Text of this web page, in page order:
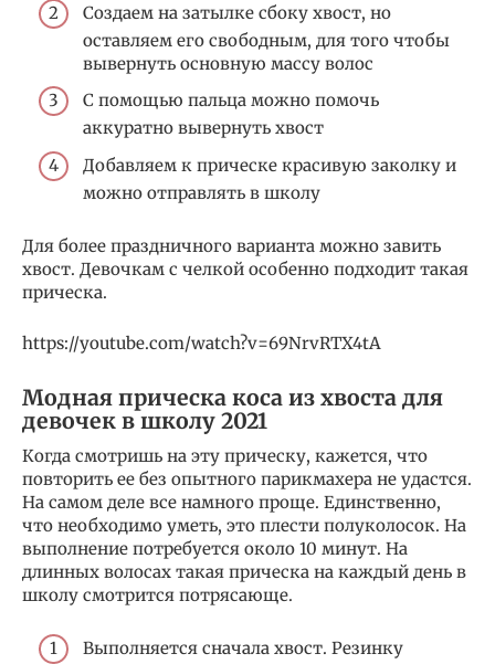
Создаем на затылке сбоку хвост, но
оставляем его свободным, для того чтобы
вывернуть основную массу волос
С помощью пальца можно помочь
аккуратно вывернуть хвост
Добавляем к прическе красивую заколку и
можно отправлять в школу
Для более праздничного варианта можно завить
хвост. Девочкам с челкой особенно подходит такая
прическа.
https://youtube.com/watch?v=69NrvRTX4tA
Модная прическа коса из хвоста для
девочек в школу 2021
Когда смотришь на эту прическу, кажется, что
повторить ее без опытного парикмахера не удастся.
На самом деле все намного проще. Единственно,
что необходимо уметь, это плести полуколосок. На
выполнение потребуется около 10 минут. На
длинных волосах такая прическа на каждый день в
школу смотрится потрясающе.
Выполняется сначала хвост. Резинку